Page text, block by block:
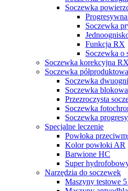
Soczewka
Soczewka
Funkcja RX
Soczewka o
Soczewka korekcyjna RX
Soczewka półproduktowa
Soczewka
Soczewka
Przezroczysta
Soczewka
Soczewka
Specjalne leczenie
Powłoka
Kolor powłoki AR
Barwione HC
Super
Narzędzia do soczewek
Maszyny testowe 5